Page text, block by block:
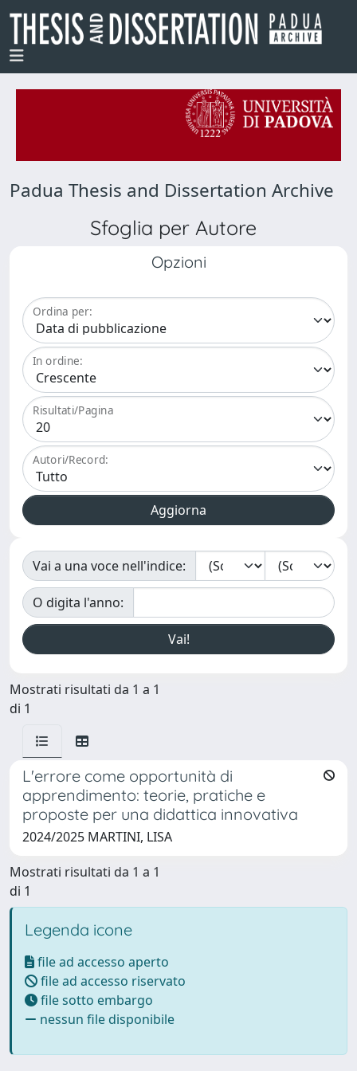
Padua Thesis and Dissertation Archive
Sfoglia per Autore
Opzioni
Ordina per:
In ordine:
Risultati/Pagina
Autori/Record:
Vai a una voce nell'indice:
O digita l'anno:
Mostrati risultati da 1 a 1
di 1
L'errore come opportunità di
apprendimento: teorie, pratiche e
proposte per una didattica innovativa
2024/2025 MARTINI, LISA
Mostrati risultati da 1 a 1
di 1
Legenda icone
file ad accesso aperto
file ad accesso riservato
file sotto embargo
nessun file disponibile